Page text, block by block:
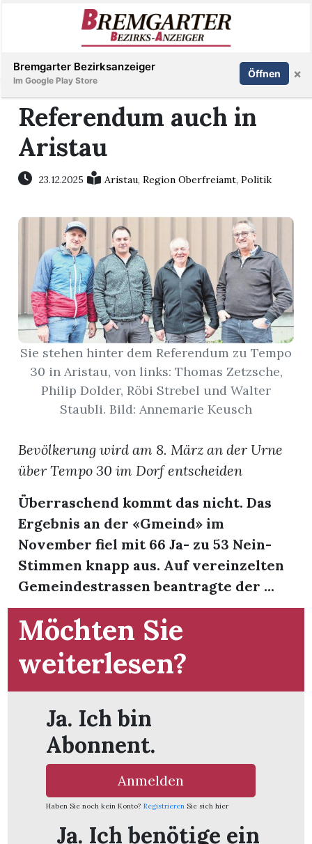
Immobilien
Veranstaltungen
Stellen
Paper
Newsletter
App
Bremgarten
Inserieren Abonnieren Anmelden
Referendum auch in
Aristau
23.12.2025 Aristau,Region Oberfreiamt,Politik
Sie stehen hinter dem Referendum zu Tempo
30 in Aristau, von links: Thomas Zetzsche,
Philip Dolder, Röbi Strebel und Walter
Staubli. Bild: Annemarie Keusch
Bevölkerung wird am 8. März an der Urne
über Tempo 30 im Dorf entscheiden
Überraschend kommt das nicht. Das
Ergebnis an der «Gmeind» im
November fiel mit 66 Ja- zu 53 Nein-
Stimmen knapp aus. Auf vereinzelten
Gemeindestrassen beantragte der ...
Möchten Sie
weiterlesen?
Ja. Ich bin
Abonnent.
Anmelden
Haben Sie noch kein Konto? Registrieren Sie sich hier
Ja. Ich benötige ein
Bremgarter Bezirksanzeiger
Im Google Play Store
Öffnen ×